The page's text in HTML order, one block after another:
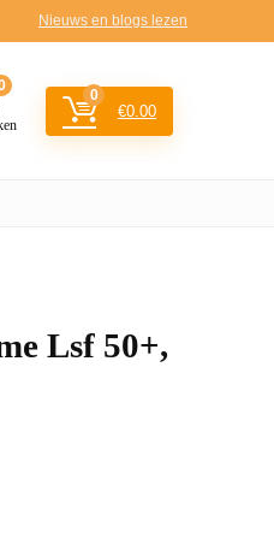
Nieuws en blogs lezen
0
€0.00
Lsf 50+,